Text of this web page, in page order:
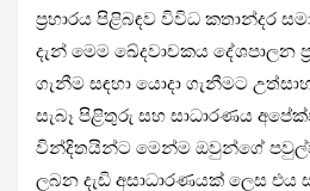
ප්‍රහාරය පිළිබඳව විවිධ කතාන්දර
දැන් මෙම ඛේදවාචකය දේශපාලන
ගැනීම සඳහා යොදා ගැනීමට
සැබෑ පිළිතුරු සහ සාධාරණය
වින්දිතයින්ට මෙන්ම ඔවුන්ගේ
ලබන දැඩි අසාධාරණයක් ලෙස එය